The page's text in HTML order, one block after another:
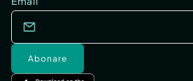
Abonare